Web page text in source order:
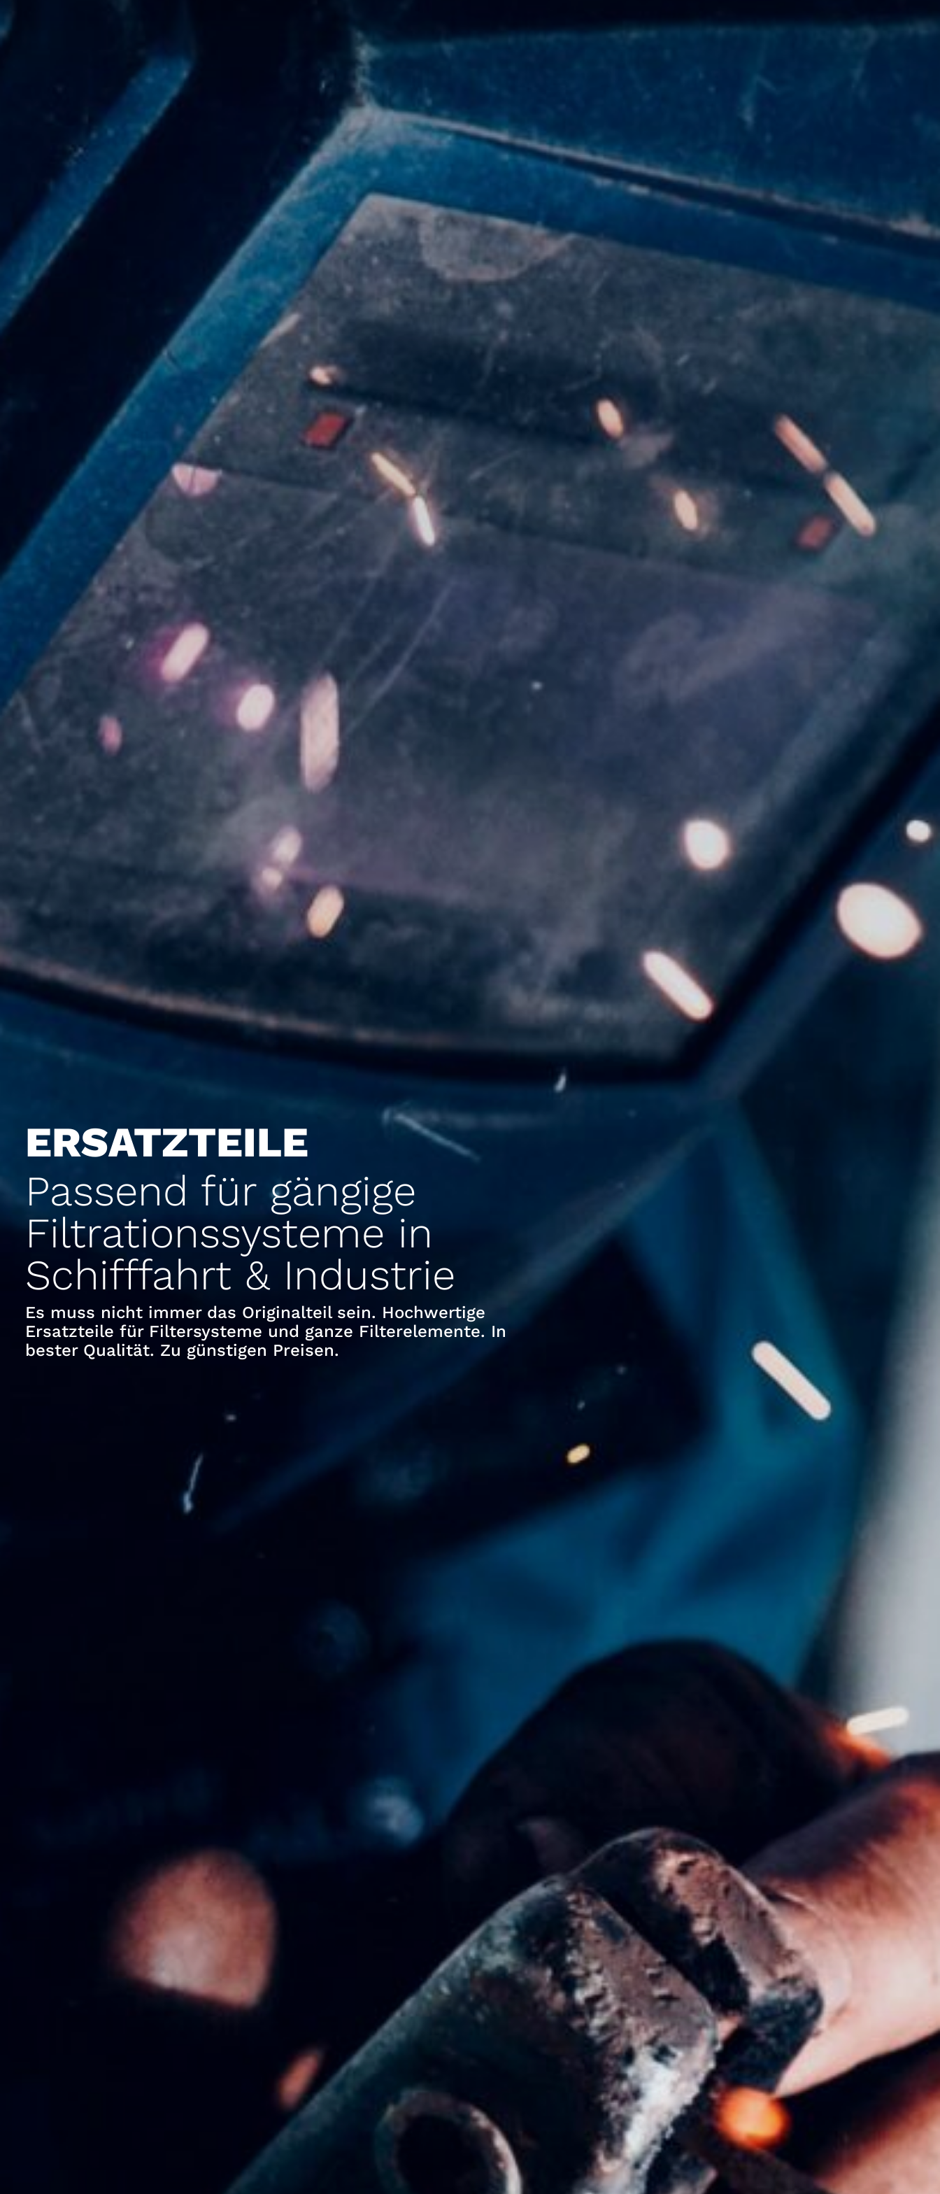
ERSATZTEILE
Passend für gängige
Filtrationssysteme in
Schifffahrt & Industrie
Es muss nicht immer das Originalteil sein. Hochwertige
Ersatzteile für Filtersysteme und ganze Filterelemente. In
bester Qualität. Zu günstigen Preisen.